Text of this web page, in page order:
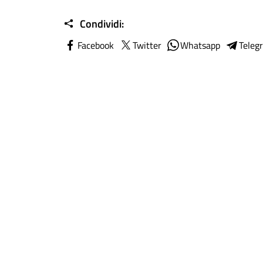
Condividi:
Facebook Twitter Whatsapp